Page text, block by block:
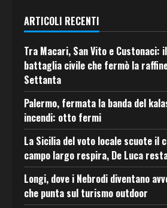
ARTICOLI RECENTI
Tra Macari, San Vito e Custonaci:
battaglia civile che fermò la
Settanta
Palermo, fermata la banda del
incendi: otto fermi
La Sicilia del voto locale scuote il
campo largo respira, De Luca
Longi, dove i Nebrodi diventano
che punta sul turismo outdoor